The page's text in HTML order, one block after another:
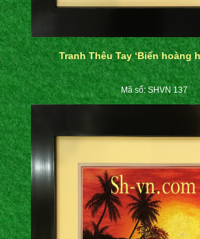
Tranh Thêu Tay ‘Biển hoàng
Mã số: SHVN 137